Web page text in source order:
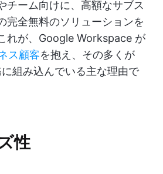
チーム向けに、高額なサブス
完全無料のソリューションを
れが、Google Workspace が
ス顧客を抱え、その多くが
組み込んでいる主な理由で
性